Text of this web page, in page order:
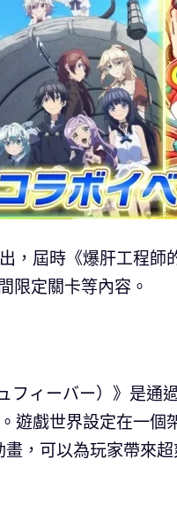
，屆時《爆肝工程
限定關卡等內容。
フィーバー）》是
遊戲世界設定在一
，可以為玩家帶來